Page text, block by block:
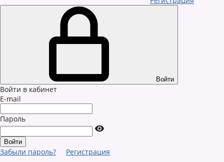
Войти
Войти в кабинет
E-mail
Пароль
Забыли пароль? Регистрация